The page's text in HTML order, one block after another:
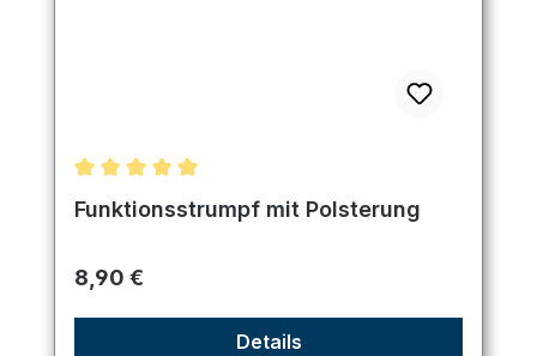
Durchschnittliche Bewertung von 5 von 5 Sternen
Funktionsstrumpf mit Polsterung
Regulärer Preis:
8,90 €
Details